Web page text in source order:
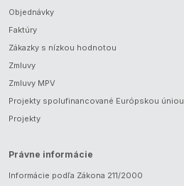
Objednávky
Faktúry
Zákazky s nízkou hodnotou
Zmluvy
Zmluvy MPV
Projekty spolufinancované Európskou úniou
Projekty
Právne informácie
Informácie podľa Zákona 211/2000